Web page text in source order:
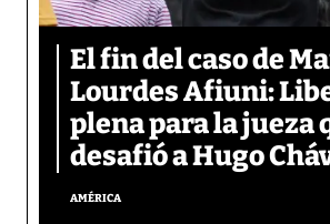
El fin del caso de
Lourdes Afiuni:
plena para la jueza
desafió a Hugo
AMÉRICA